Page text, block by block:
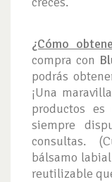
¿Cómo
compra con
podrás
¡Una
productos
siempre
consultas.
bálsamo
reutilizable